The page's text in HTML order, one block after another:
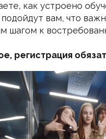
как устроено
вам, что
шагом к
регистрация